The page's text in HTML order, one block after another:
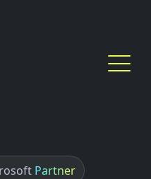
Partner